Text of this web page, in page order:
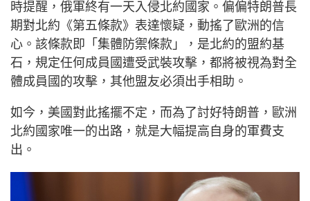
時提醒，俄軍終有一天入侵北約國家。偏偏特朗普長
期對北約《第五條款》表達懷疑，動搖了歐洲的信
心。該條款即「集體防禦條款」，是北約的盟約基
石，規定任何成員國遭受武裝攻擊，都將被視為對全
體成員國的攻擊，其他盟友必須出手相助。
如今，美國對此搖擺不定，而為了討好特朗普，歐洲
北約國家唯一的出路，就是大幅提高自身的軍費支
出。